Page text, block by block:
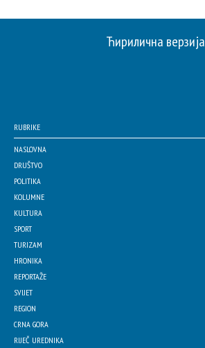
Ћирилична верзија
RUBRIKE
NASLOVNA
DRUŠTVO
POLITIKA
KOLUMNE
KULTURA
SPORT
TURIZAM
HRONIKA
REPORTAŽE
SVIJET
REGION
CRNA GORA
RIJEČ UREDNIKA